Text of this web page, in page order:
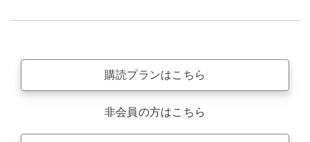
購読プランはこちら
非会員の方はこちら